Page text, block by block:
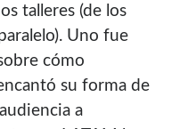
UP, buen servicio para
talleres (de los
Uno fue
cómo
su forma de
a